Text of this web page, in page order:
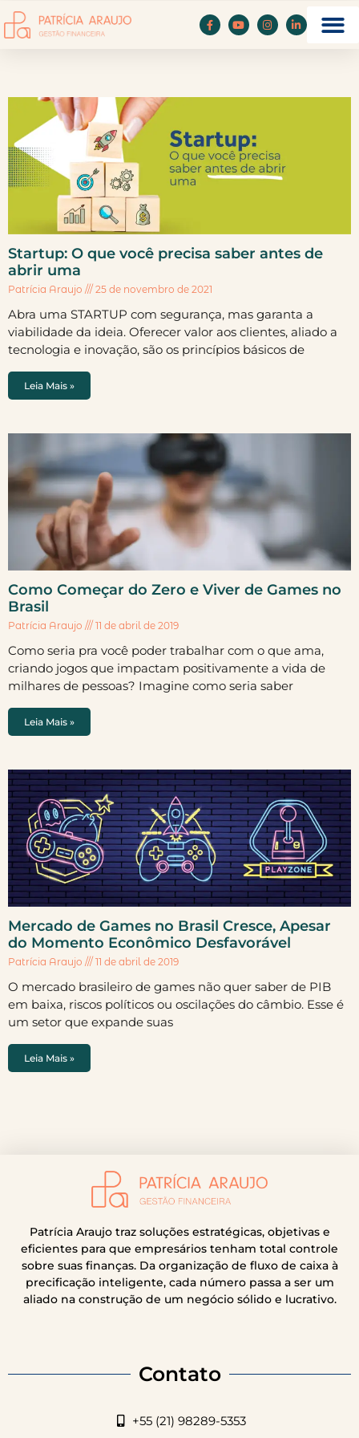
Startup: O que você precisa saber antes de
abrir uma
Patrícia Araujo 25 de novembro de 2021
Abra uma STARTUP com segurança, mas garanta a
viabilidade da ideia. Oferecer valor aos clientes, aliado a
tecnologia e inovação, são os princípios básicos de
Leia Mais »
Como Começar do Zero e Viver de Games no
Brasil
Patrícia Araujo 11 de abril de 2019
Como seria pra você poder trabalhar com o que ama,
criando jogos que impactam positivamente a vida de
milhares de pessoas? Imagine como seria saber
Leia Mais »
Mercado de Games no Brasil Cresce, Apesar
do Momento Econômico Desfavorável
Patrícia Araujo 11 de abril de 2019
O mercado brasileiro de games não quer saber de PIB
em baixa, riscos políticos ou oscilações do câmbio. Esse é
um setor que expande suas
Leia Mais »
Patrícia Araujo traz soluções estratégicas, objetivas e
eficientes para que empresários tenham total controle
sobre suas finanças. Da organização de fluxo de caixa à
precificação inteligente, cada número passa a ser um
aliado na construção de um negócio sólido e lucrativo.
Contato
+55 (21) 98289-5353